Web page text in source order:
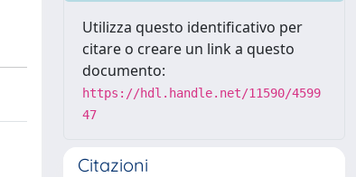
Utilizza questo identificativo per
citare o creare un link a questo
documento:
https://hdl.handle.net/11590/4599
47
Citazioni